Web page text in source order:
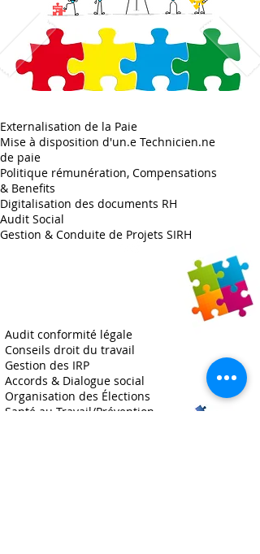
Externalisation de la Paie
Mise à disposition d'un.e Technicien.ne
de paie
Politique rémunération, Compensations
& Benefits
Digitalisation des documents RH
Audit Social
Gestion & Conduite de Projets SIRH
Audit conformité légale
Conseils droit du travail
Gestion des IRP
Accords & Dialogue social
Organisation des Élections
Santé au Travail/Prévention